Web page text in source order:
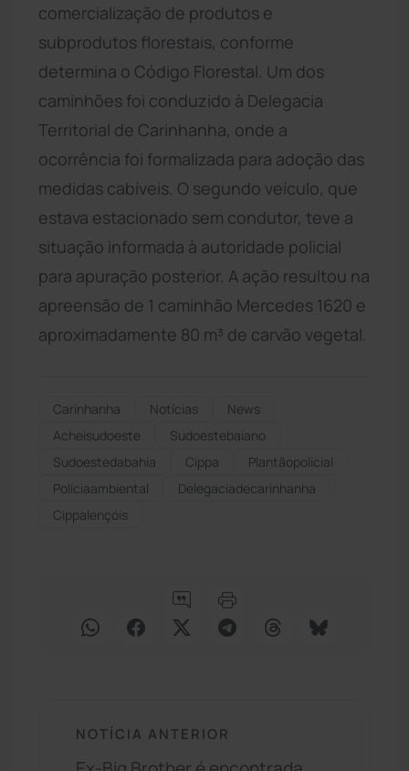
comercialização de produtos e
subprodutos florestais, conforme
determina o Código Florestal. Um dos
caminhões foi conduzido à Delegacia
Territorial de Carinhanha, onde a
ocorrência foi formalizada para adoção das
medidas cabíveis. O segundo veículo, que
estava estacionado sem condutor, teve a
situação informada à autoridade policial
para apuração posterior. A ação resultou na
apreensão de 1 caminhão Mercedes 1620 e
aproximadamente 80 m³ de carvão vegetal.
Carinhanha Notícias
News
Acheisudoeste
Sudoestebaiano
Sudoestedabahia
Cippa
Plantãopolicial
Políciaambiental
Delegaciadecarinhanha
Cippalençóis
NOTÍCIA ANTERIOR